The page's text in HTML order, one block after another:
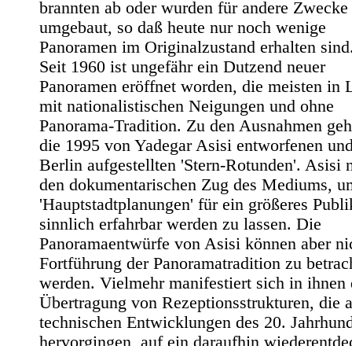
brannten ab oder wurden für andere Zwecke
umgebaut, so daß heute nur noch wenige
Panoramen im Originalzustand erhalten
Seit 1960 ist ungefähr ein Dutzend neuer
Panoramen eröffnet worden, die meisten in
mit nationalistischen Neigungen und ohne
Panorama-Tradition. Zu den Ausnahmen
die 1995 von Yadegar Asisi entworfenen
Berlin aufgestellten 'Stern-Rotunden'. Asisi
den dokumentarischen Zug des Mediums,
'Hauptstadtplanungen' für ein größeres
sinnlich erfahrbar werden zu lassen. Die
Panoramaentwürfe von Asisi können aber
Fortführung der Panoramatradition zu
werden. Vielmehr manifestiert sich in ihnen
Übertragung von Rezeptionsstrukturen, die
technischen Entwicklungen des 20.
hervorgingen, auf ein daraufhin